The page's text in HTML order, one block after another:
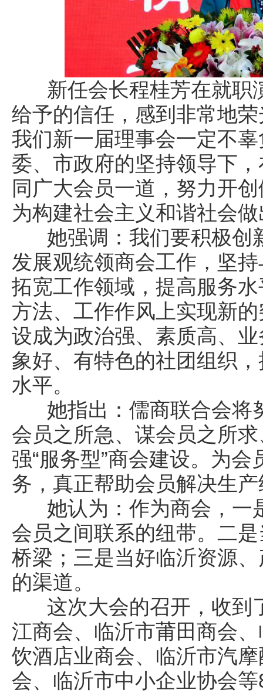
新任会长程桂芳在就职
给予的信任，感到非常地
我们新一届理事会一定不
委、市政府的坚持领导下
同广大会员一道，努力开
为构建社会主义和谐社会
她强调：我们要积极创
发展观统领商会工作，坚
拓宽工作领域，提高服务
方法、工作作风上实现新
设成为政治强、素质高、
象好、有特色的社团组织
水平。
她指出：儒商联合会将
会员之所急、谋会员之所
强“服务型”商会建设。为
务，真正帮助会员解决生
她认为：作为商会，一
会员之间联系的纽带。二
桥梁；三是当好临沂资源
的渠道。
这次大会的召开，收到
江商会、临沂市莆田商会
饮酒店业商会、临沂市汽
会、临沂市中小企业协会